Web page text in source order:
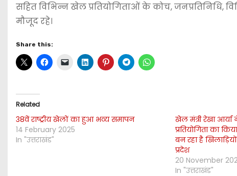
सहित विभिन्न खेल प्रतियोगिताओं के कोच, जनप्रतिनिधि,
मौजूद रहे।
Share this:
Related
38वें राष्ट्रीय खेलों का हुआ भव्य समापन
14 February 2025
In "उत्तराखंड"
खेल मंत्री रेखा आर्या
प्रतियोगिता का
बन रहा है
प्रदेश
20 November
In "उत्तराखंड"